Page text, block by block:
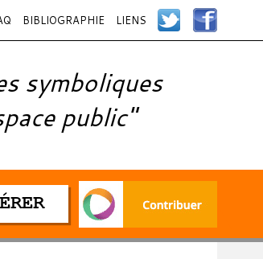
BIBLIOGRAPHIE LIENS
symboliques
public"